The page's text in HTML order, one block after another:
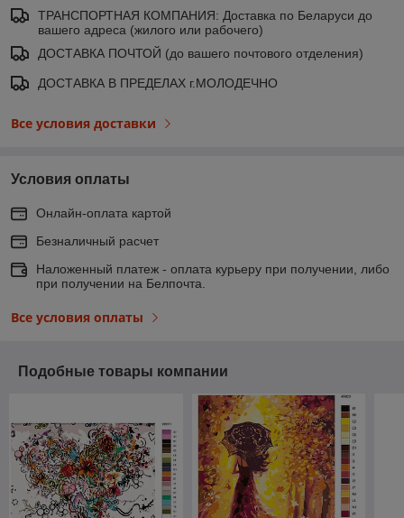
ТРАНСПОРТНАЯ КОМПАНИЯ: Доставка по Беларуси до
вашего адреса (жилого или рабочего)
ДОСТАВКА ПОЧТОЙ (до вашего почтового отделения)
ДОСТАВКА В ПРЕДЕЛАХ г.МОЛОДЕЧНО
Все условия доставки
Условия оплаты
Онлайн-оплата картой
Безналичный расчет
Наложенный платеж - оплата курьеру при получении, либо
при получении на Белпочта.
Все условия оплаты
Подобные товары компании